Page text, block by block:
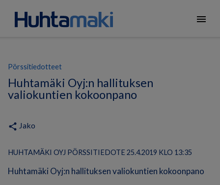
menu
Pörssitiedotteet
Huhtamäki Oyj:n hallituksen
valiokuntien kokoonpano
share Jako
HUHTAMÄKI OYJ PÖRSSITIEDOTE 25.4.2019 KLO 13:35
Huhtamäki Oyj:n hallituksen valiokuntien kokoonpano